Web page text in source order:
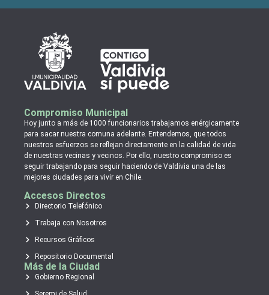
Compromiso Municipal
Hoy junto a más de 1000 funcionarios trabajamos enérgicamente
para sacar nuestra comuna adelante. Entendemos, que todos
nuestros esfuerzos se reflejan directamente en la calidad de vida
de nuestras vecinas y vecinos. Por ello, nuestro compromiso es
seguir trabajando para seguir haciendo de Valdivia una de las
mejores ciudades para vivir en Chile.
Accesos Directos
Directorio Telefónico
Trabaja con Nosotros
Recursos Gráficos
Repositorio Documental
Más de la Ciudad
Gobierno Regional